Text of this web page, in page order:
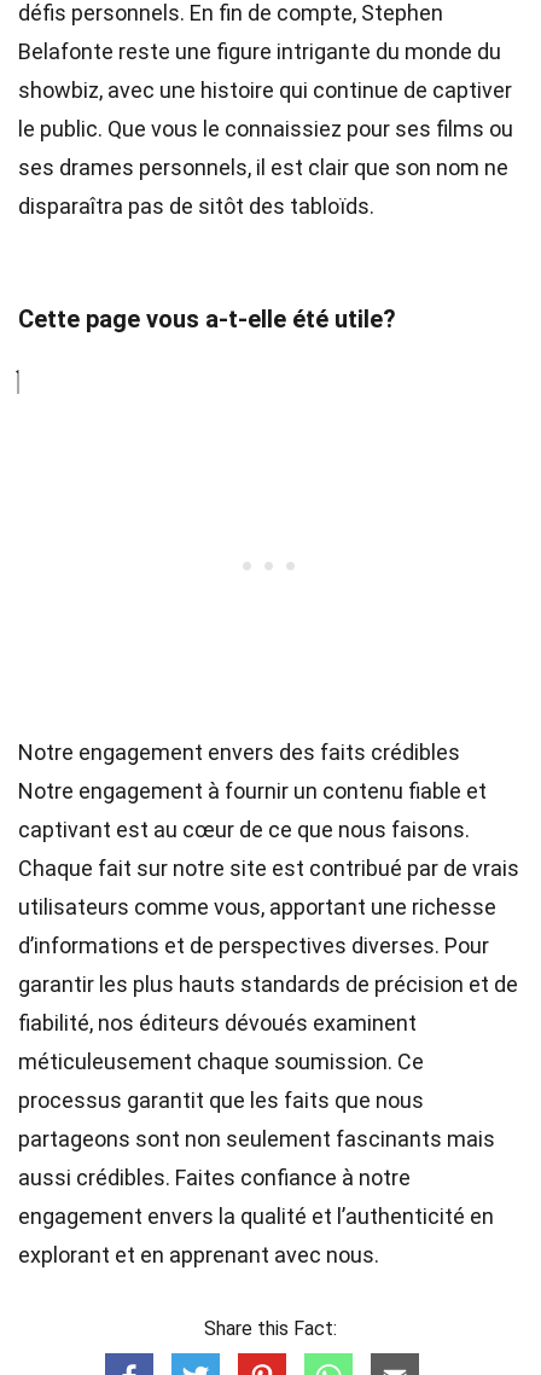
défis personnels. En fin de compte, Stephen
Belafonte reste une figure intrigante du monde du
showbiz, avec une histoire qui continue de captiver
le public. Que vous le connaissiez pour ses films ou
ses drames personnels, il est clair que son nom ne
disparaîtra pas de sitôt des tabloïds.
Cette page vous a-t-elle été utile?
Notre engagement envers des faits crédibles
Notre engagement à fournir un contenu fiable et
captivant est au cœur de ce que nous faisons.
Chaque fait sur notre site est contribué par de vrais
utilisateurs comme vous, apportant une richesse
d’informations et de perspectives diverses. Pour
garantir les plus hauts standards de précision et de
fiabilité, nos éditeurs dévoués examinent
méticuleusement chaque soumission. Ce
processus garantit que les faits que nous
partageons sont non seulement fascinants mais
aussi crédibles. Faites confiance à notre
engagement envers la qualité et l’authenticité en
explorant et en apprenant avec nous.
Share this Fact: